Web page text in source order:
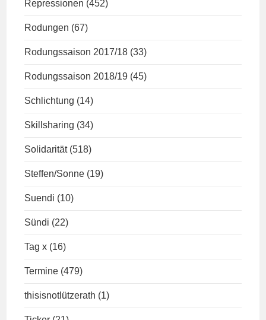
Repressionen (452)
Rodungen (67)
Rodungssaison 2017/18 (33)
Rodungssaison 2018/19 (45)
Schlichtung (14)
Skillsharing (34)
Solidarität (518)
Steffen/Sonne (19)
Suendi (10)
Sündi (22)
Tag x (16)
Termine (479)
thisisnotlützerath (1)